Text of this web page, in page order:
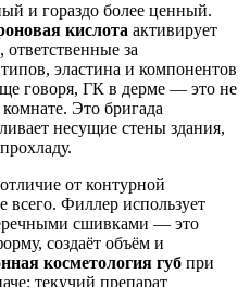
и гораздо более ценный.
кислота активирует
за
эластина и компонентов
говоря, ГК в дерме — это не
Это бригада
несущие стены здания,
от контурной
всего. Филлер использует
сшивками — это
создаёт объём и
косметология губ при
текучий препарат